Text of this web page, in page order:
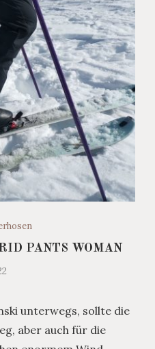
PANTS WOMAN
unterwegs, sollte die
aber auch für die